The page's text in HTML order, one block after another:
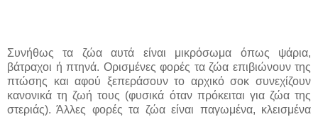
Συνήθως τα ζώα αυτά είναι μικρόσωμα όπως ψάρια,
βάτραχοι ή πτηνά. Ορισμένες φορές τα ζώα επιβιώνουν της
πτώσης και αφού ξεπεράσουν το αρχικό σοκ συνεχίζουν
κανονικά τη ζωή τους (φυσικά όταν πρόκειται για ζώα της
στεριάς). Άλλες φορές τα ζώα είναι παγωμένα, κλεισμένα